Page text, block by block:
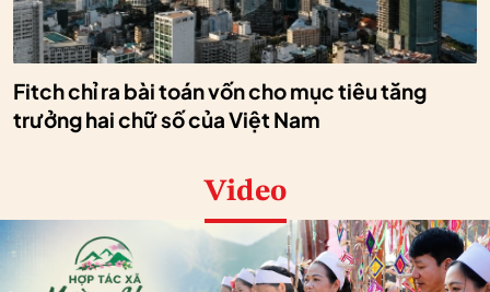
Fitch chỉ ra bài toán vốn cho mục tiêu tăng
trưởng hai chữ số của Việt Nam
Video